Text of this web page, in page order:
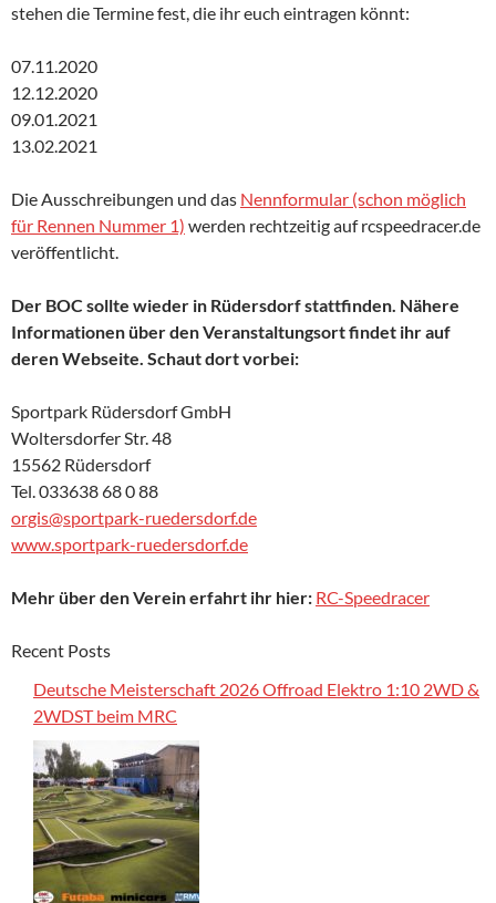
stehen die Termine fest, die ihr euch eintragen könnt:
07.11.2020
12.12.2020
09.01.2021
13.02.2021
Die Ausschreibungen und das Nennformular (schon möglich
für Rennen Nummer 1) werden rechtzeitig auf rcspeedracer.de
veröffentlicht.
Der BOC sollte wieder in Rüdersdorf stattfinden. Nähere
Informationen über den Veranstaltungsort findet ihr auf
deren Webseite. Schaut dort vorbei:
Sportpark Rüdersdorf GmbH
Woltersdorfer Str. 48
15562 Rüdersdorf
Tel. 033638 68 0 88
orgis@sportpark-ruedersdorf.de
www.sportpark-ruedersdorf.de
Mehr über den Verein erfahrt ihr hier: RC-Speedracer
Recent Posts
Deutsche Meisterschaft 2026 Offroad Elektro 1:10 2WD &
2WDST beim MRC